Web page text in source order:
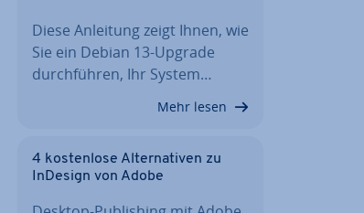
Diese Anleitung zeigt Ihnen, wie
Sie ein Debian 13-Upgrade
durch­füh­ren, Ihr System…
Mehr lesen
4 kos­ten­lo­se Al­ter­na­ti­ven zu
InDesign von Adobe